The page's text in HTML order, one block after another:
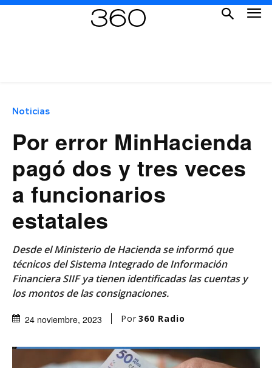
Noticias
Por error MinHacienda
pagó dos y tres veces
a funcionarios
estatales
Desde el Ministerio de Hacienda se informó que
técnicos del Sistema Integrado de Información
Financiera SIIF ya tienen identificadas las cuentas y
los montos de las consignaciones.
24 noviembre, 2023 Por 360 Radio